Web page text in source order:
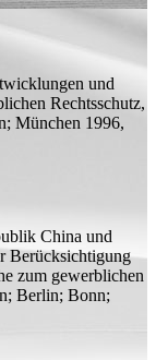
und
Rechtsschutz,
München 1996,
China und
Berücksichtigung
zum gewerblichen
Berlin; Bonn;